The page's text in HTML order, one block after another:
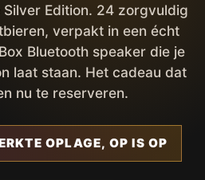
Edition. 24 zorgvuldig
verpakt in een écht
Bluetooth speaker die je
laat staan. Het cadeau dat
nu te reserveren.
OPLAGE, OP IS OP